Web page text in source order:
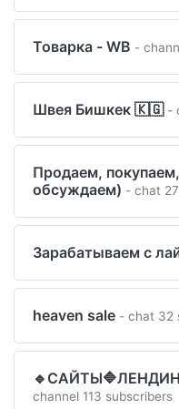
Товарка - WB -
Швея Бишкек 🇰🇬 -
Продаем,
обсуждаем) - chat
Зарабатываем с
heaven sale - chat 32
channel 113 subscribers